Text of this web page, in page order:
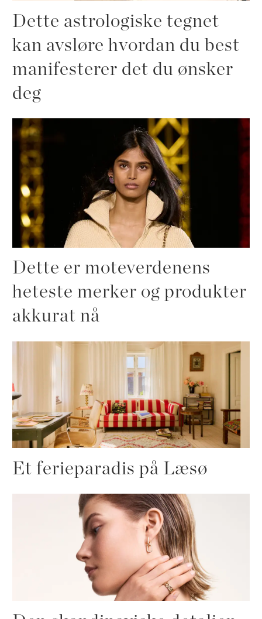
Dette astrologiske tegnet
kan avsløre hvordan du best
manifesterer det du ønsker
deg
Dette er moteverdenens
heteste merker og produkter
akkurat nå
Et ferieparadis på Læsø